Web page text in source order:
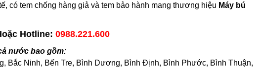
có tem chống hàng giả và tem bảo hành mang thương hiệu Máy bú
Hotline:0988.221.600
nước bao gồm:
Bắc Ninh, Bến Tre, Bình Dương, Bình Định, Bình Phước, Bình Thuận,